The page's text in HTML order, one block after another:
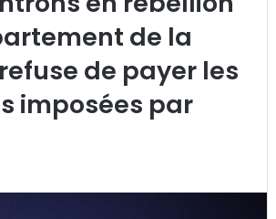
de la
de payer les
imposées par